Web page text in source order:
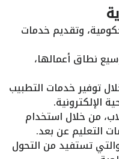
وتقديم خدمات
نطاق أعمالها،
توفير خدمات التطبيب
الإلكترونية.
من خلال استخدام
التعليم عن بعد.
تستفيد من التحول